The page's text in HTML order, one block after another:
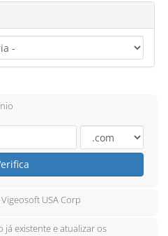
USA Corp
existente e atualizar os